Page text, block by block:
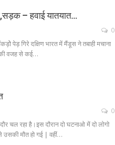
– हवाई यातयात…
0
पेड़ गिरे दक्षिण भारत में मैंडूस ने तबाही मचाना
की वजह से कई…
0
चल रहा है।इस दौरान दो घटनाओ में दो लोगो
उसकी मौत हो गई | वहीं…